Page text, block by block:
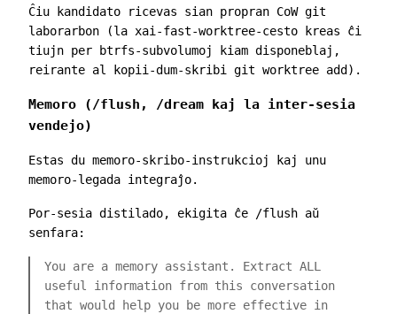
Ĉiu kandidato ricevas sian propran CoW git
laborarbon (la xai-fast-worktree-cesto kreas ĉi
tiujn per btrfs-subvolumoj kiam disponeblaj,
reirante al kopii-dum-skribi git worktree add ).
Memoro (/flush , /dream kaj la inter-sesia
vendejo)
Estas du memoro-skribo-instrukcioj kaj unu
memoro-legada integraĵo.
Por-sesia distilado, ekigita ĉe /flush aŭ
senfara:
You are a memory assistant. Extract ALL
useful information from this conversation
that would help you be more effective in